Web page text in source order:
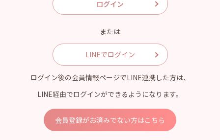
または
LINEでログイン
ログイン後の会員情報ページでLINE連携した方は、
LINE経由でログインができるようになります。
会員登録がお済みでない方はこちら